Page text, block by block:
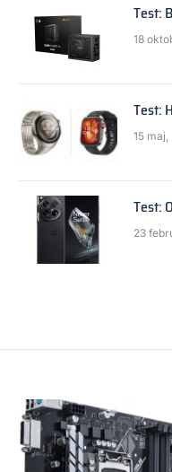
Test:
18
Test:
15
Test:
23